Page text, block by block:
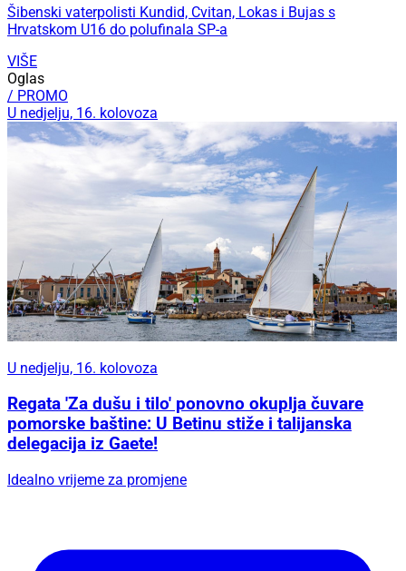
Šibenski vaterpolisti Kundid, Cvitan, Lokas i Bujas s
Hrvatskom U16 do polufinala SP-a
VIŠE
Oglas
/ PROMO
U nedjelju, 16. kolovoza
U nedjelju, 16. kolovoza
Regata 'Za dušu i tilo' ponovno okuplja čuvare
pomorske baštine: U Betinu stiže i talijanska
delegacija iz Gaete!
Idealno vrijeme za promjene